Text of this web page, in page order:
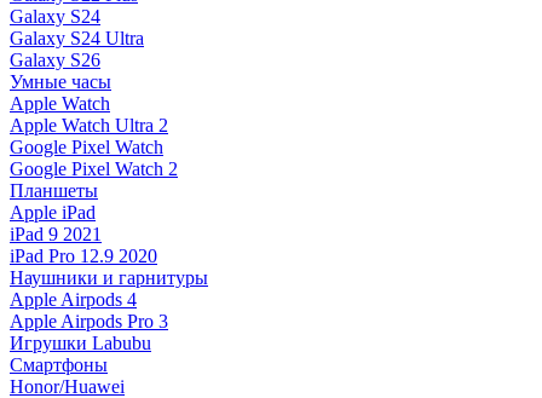
Galaxy S24
Galaxy S24 Ultra
Galaxy S26
Умные часы
Apple Watch
Apple Watch Ultra 2
Google Pixel Watch
Google Pixel Watch 2
Планшеты
Apple iPad
iPad 9 2021
iPad Pro 12.9 2020
Наушники и гарнитуры
Apple Airpods 4
Apple Airpods Pro 3
Игрушки Labubu
Смартфоны
Honor/Huawei